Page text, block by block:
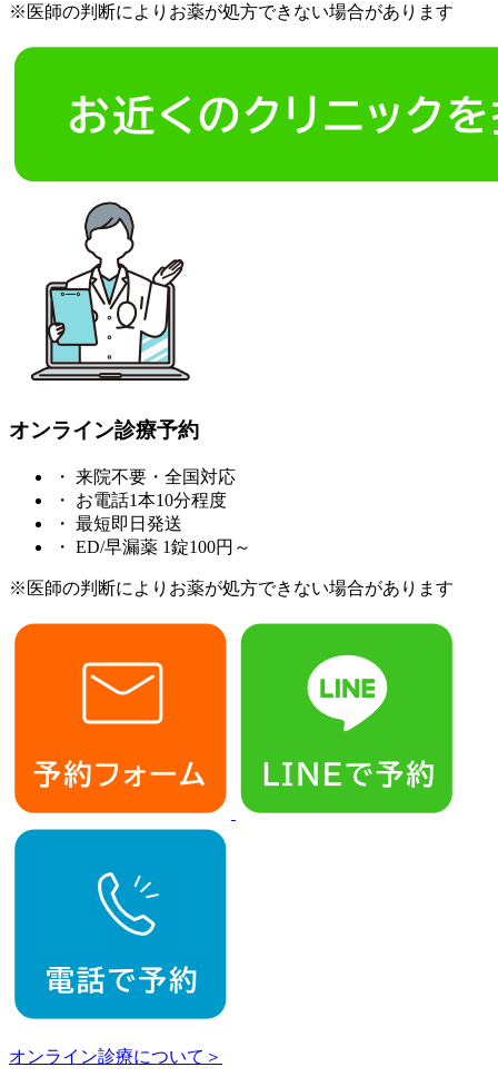
※医師の判断によりお薬が処方できない場合があります
オンライン診療予約
・ 来院不要・全国対応
・
お電話1本10分程度
・ 最短即日発送
・ ED/早漏薬 1錠100円～
※医師の判断によりお薬が処方できない場合があります
オンライン診療について＞